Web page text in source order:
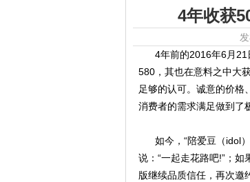
4年收获
4年前的2016年6月21
580，其也在意料之中大
足够的认可。诚意的价格
消费者的需求满足做到了
如今， “陪爱豆（idol
说： “一起走花路吧!”；如
版继续品质信任，再次邀